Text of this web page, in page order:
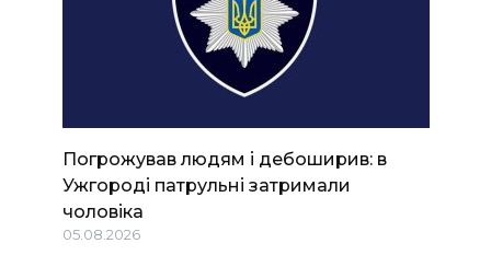
Погрожував людям і дебоширив: в
Ужгороді патрульні затримали
чоловіка
05.08.2026